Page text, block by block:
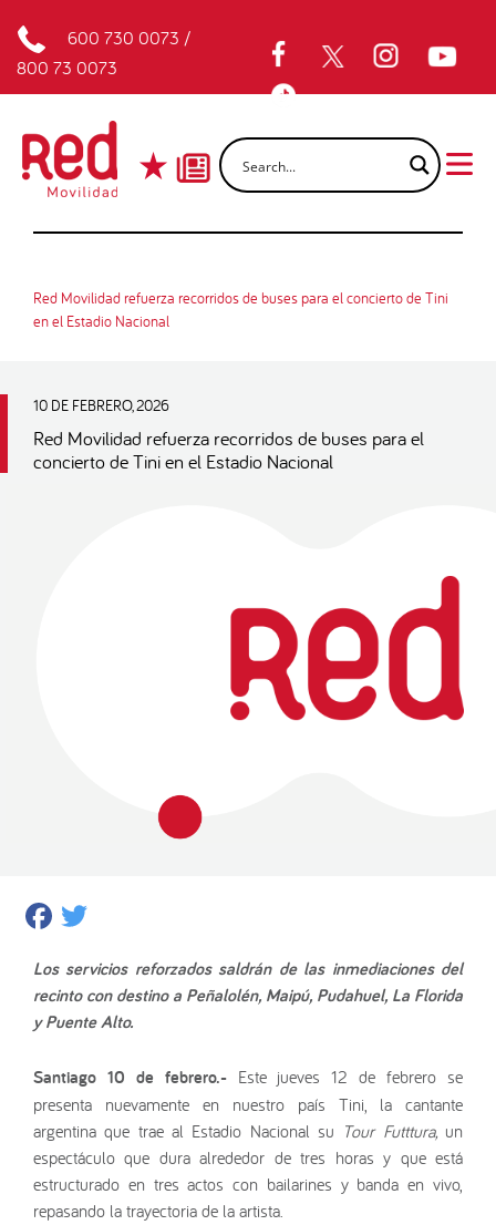
600 730 0073 /
800 73 0073
Red Movilidad refuerza recorridos de buses para el concierto de Tini
en el Estadio Nacional
10 DE FEBRERO, 2026
Red Movilidad refuerza recorridos de buses para el
concierto de Tini en el Estadio Nacional
Facebook
Los servicios reforzados saldrán de las inmediaciones del
recinto con destino a Peñalolén, Maipú, Pudahuel, La Florida
y Puente Alto.
Santiago 10 de febrero.- Este jueves 12 de febrero se
presenta nuevamente en nuestro país Tini, la cantante
argentina que trae al Estadio Nacional su Tour Futttura, un
espectáculo que dura alrededor de tres horas y que está
estructurado en tres actos con bailarines y banda en vivo,
repasando la trayectoria de la artista.